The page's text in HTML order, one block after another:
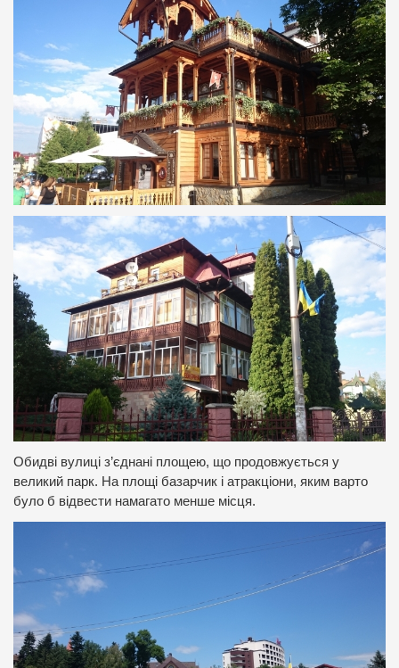
Обидві вулиці з’єднані площею, що продовжується у
великий парк. На площі базарчик і атракціони, яким варто
було б відвести намагато менше місця.